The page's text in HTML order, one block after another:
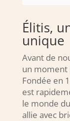
Élitis,
unique
Avant de
un moment
Fondée en
est
le monde
allie avec